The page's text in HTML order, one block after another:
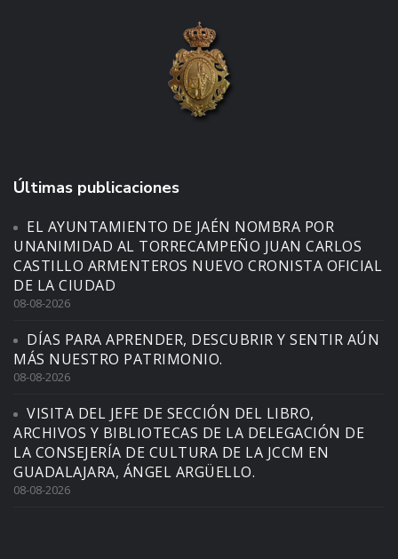
Últimas publicaciones
EL AYUNTAMIENTO DE JAÉN NOMBRA POR
UNANIMIDAD AL TORRECAMPEÑO JUAN CARLOS
CASTILLO ARMENTEROS NUEVO CRONISTA OFICIAL
DE LA CIUDAD
08-08-2026
DÍAS PARA APRENDER, DESCUBRIR Y SENTIR AÚN
MÁS NUESTRO PATRIMONIO.
08-08-2026
VISITA DEL JEFE DE SECCIÓN DEL LIBRO,
ARCHIVOS Y BIBLIOTECAS DE LA DELEGACIÓN DE
LA CONSEJERÍA DE CULTURA DE LA JCCM EN
GUADALAJARA, ÁNGEL ARGÜELLO.
08-08-2026